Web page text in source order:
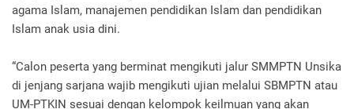
agama Islam, manajemen pendidikan Islam dan pendidikan
Islam anak usia dini.
“Calon peserta yang berminat mengikuti jalur SMMPTN Unsika
di jenjang sarjana wajib mengikuti ujian melalui SBMPTN atau
UM-PTKIN sesuai dengan kelompok keilmuan yang akan